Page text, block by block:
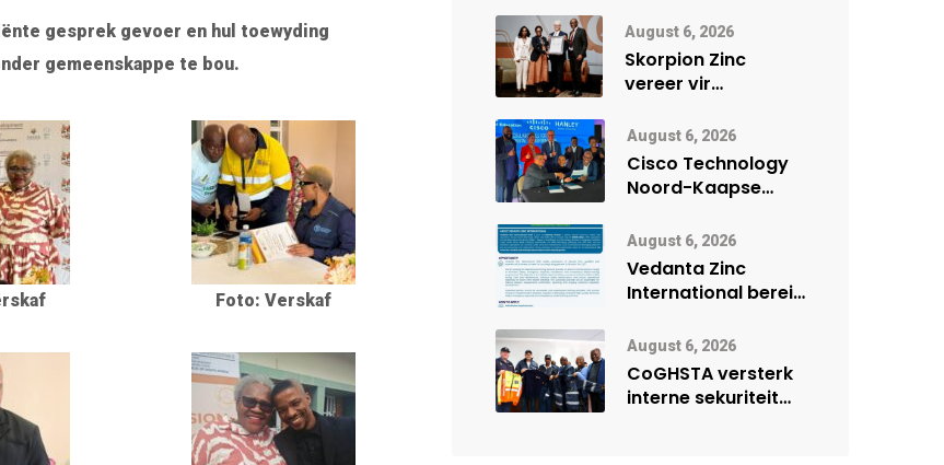
gesprek gevoer en hul toewyding
gemeenskappe te bou.
Foto: Verskaf
August 6, 2026
Skorpion Zinc
vereer vir
veiligheidsprestasie
by Namibië Mynbou
Ekspo
August 6, 2026
Cisco Technology
Noord-Kaapse
digitale toekoms
deur Cisco-
vennootskap
August 6, 2026
Vedanta Zinc
International berei
vir moontlike
herbegin
August 6, 2026
CoGHSTA versterk
interne sekuriteit